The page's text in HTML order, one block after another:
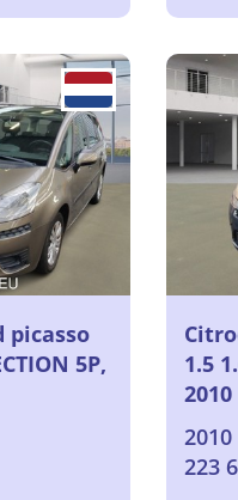
picasso
5P,
1.5
2010
2010
223